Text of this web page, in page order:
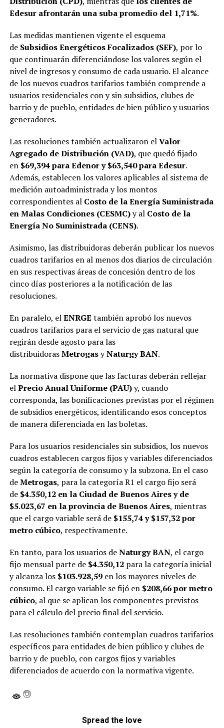
Edesur afrontarán una suba promedio del 1,71%.
Las medidas mantienen vigente el esquema
de Subsidios Energéticos Focalizados (SEF), por lo
que continuarán diferenciándose los valores según el
nivel de ingresos y consumo de cada usuario. El alcance
de los nuevos cuadros tarifarios también comprende a
usuarios residenciales con y sin subsidios, clubes de
barrio y de pueblo, entidades de bien público y usuarios-
generadores.
Las resoluciones también actualizaron elValor
Agregado de Distribución (VAD), que quedó fijado
en $69,394 para Edenor y $63,540 para Edesur.
Además, establecen los valores aplicables al sistema de
medición autoadministrada y los montos
correspondientes al Costo de la Energía Suministrada
en Malas Condiciones (CESMC)y al Costo de la
Energía No Suministrada (CENS).
Asimismo, las distribuidoras deberán publicar los nuevos
cuadros tarifarios en al menos dos diarios de circulación
en sus respectivas áreas de concesión dentro de los
cinco días posteriores a la notificación de las
resoluciones.
En paralelo, elENRGE también aprobó los nuevos
cuadros tarifarios para el servicio de gas natural que
regirán desde agosto para las
distribuidorasMetrogasyNaturgy BAN.
La normativa dispone que las facturas deberán reflejar
elPrecio Anual Uniforme (PAU)y, cuando
corresponda, las bonificaciones previstas por el régimen
de subsidios energéticos, identificando esos conceptos
de manera diferenciada en las boletas.
Para los usuarios residenciales sin subsidios, los nuevos
cuadros establecen cargos fijos y variables diferenciados
según la categoría de consumo y la subzona. En el caso
deMetrogas, para la categoría R1 el cargo fijo será
de $4.350,12 en la Ciudad de Buenos Aires y de
$5.023,67 en la provincia de Buenos Aires, mientras
que el cargo variable será de $155,74 y $157,32 por
metro cúbico, respectivamente.
En tanto, para los usuarios deNaturgy BAN, el cargo
fijo mensual parte de $4.350,12para la categoría inicial
y alcanza los $103.928,59en los mayores niveles de
consumo. El cargo variable se fijó en $208,66 por metro
cúbico, al que se aplican los componentes previstos
para el cálculo del precio final del servicio.
Las resoluciones también contemplan cuadros tarifarios
específicos para entidades de bien público y clubes de
barrio y de pueblo, con cargos fijos y variables
diferenciados de acuerdo con la normativa vigente.
Spread the love